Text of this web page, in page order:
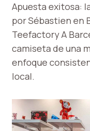
Apuesta exitosa:
por Sébastien en
Teefactory A
camiseta de una
enfoque
local.